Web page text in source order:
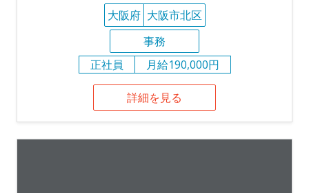
大阪府 大阪市北区
事務
正社員
月給190,000円
詳細を見る